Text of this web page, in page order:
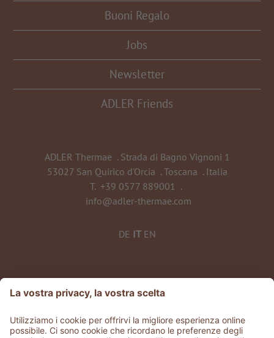
Buoni Regalo
Jobs
Newsletter
ADLER Friends
ADLER Thermae . Strada di Bagno Vignoni 1
53027 San Quirico d'Orcia .Toscana . Italia
T. +39 0577 889001 .
info@adler-thermae.com
DE IT EN